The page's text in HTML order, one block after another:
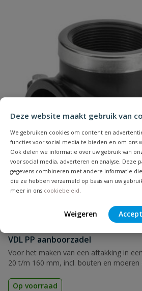
Deze website maakt gebruik van
We gebruiken cookies om content en
functies voor social media te bieden en om ons
Ook delen we informatie over uw gebruik van
voor social media, adverteren en analyse. Deze
gegevens combineren met andere informatie
die ze hebben verzameld op basis van uw
meer in ons cookiebeleid
Weigeren
Uw waardering:
Samenvatting
Beoordeling
Beoordeling versturen
VDL PP aanboorzadel
Voor het maken van een aftakking in
20 t/m 160 mm, incl. bouten en moeren
Op voorraad